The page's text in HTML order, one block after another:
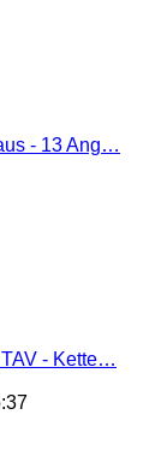
- 13 Ang…
- Kette…